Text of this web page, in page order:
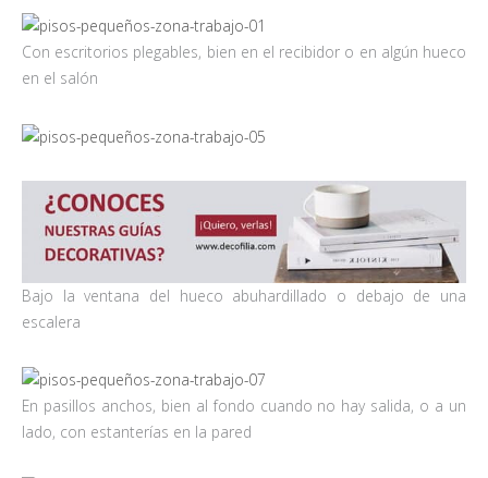
Con escritorios plegables, bien en el recibidor o en algún hueco
en el salón
Bajo la ventana del hueco abuhardillado o debajo de una
escalera
En pasillos anchos, bien al fondo cuando no hay salida, o a un
lado, con estanterías en la pared